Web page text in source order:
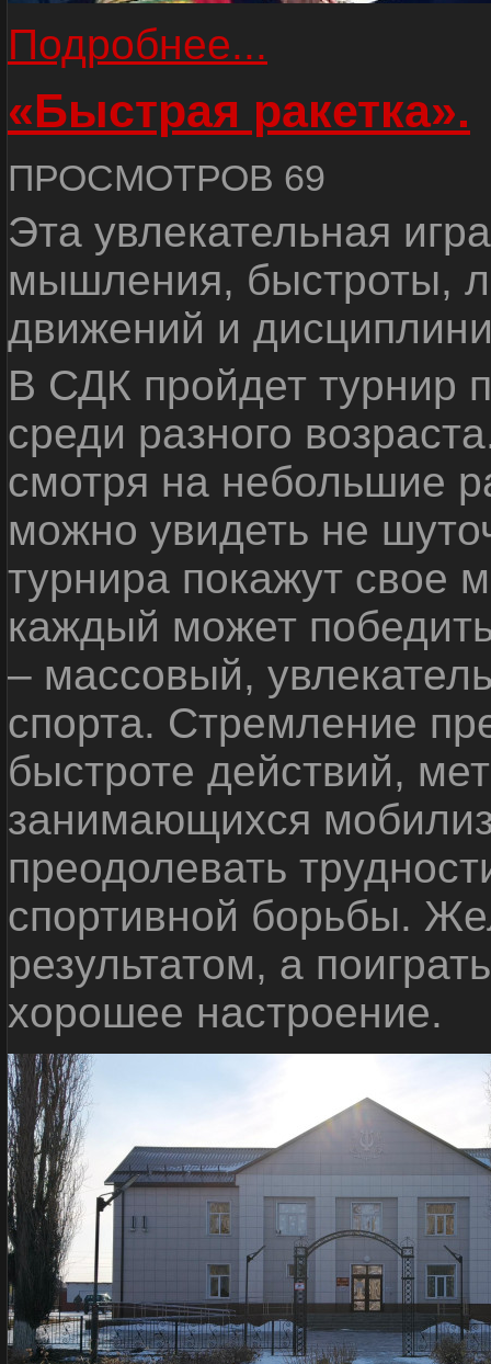
Подробнее...
«Быстрая ракетка».
ПРОСМОТРОВ 69
Эта увлекательная
мышления, быстроты,
движений и
В СДК пройдет турнир
среди разного
смотря на небольшие
можно увидеть не
турнира покажут свое
каждый может
– массовый,
спорта. Стремление
быстроте действий,
занимающихся
преодолевать
спортивной борьбы.
результатом, а
хорошее настроение.